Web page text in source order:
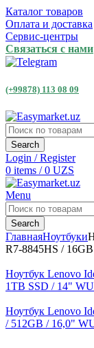
Каталог товаров
Оплата и доставка
Сервис-центры
Связаться с нами
(+99878) 113 08 09
Search
Login / Register
0 items / 0 UZS
Menu
Search
ГлавнаяНоутбуки
R7-8845HS /
Ноутбук Lenovo
1TB SSD / 14"
Ноутбук Lenovo
/ 512GB / 16,0"